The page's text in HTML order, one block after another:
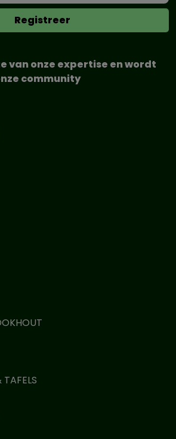
van onze expertise en wordt
community
TAFELS